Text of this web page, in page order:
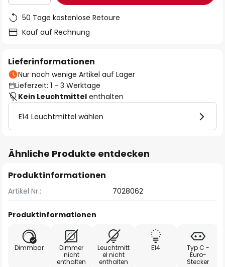
50 Tage kostenlose Retoure
Kauf auf Rechnung
Lieferinformationen
Nur noch wenige Artikel auf Lager
Lieferzeit: 1 - 3 Werktage
Kein Leuchtmittel enthalten
E14 Leuchtmittel wählen
Ähnliche Produkte entdecken
Produktinformationen
Artikel Nr.: 7028062
Produktinformationen
Dimmbar
Dimmer
nicht
enthalten
Leuchtmitt
el nicht
enthalten
E14
Typ C -
Euro-
Stecker